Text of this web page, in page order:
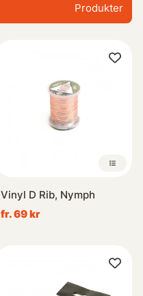
Produkter
Vinyl D Rib, Nymph
fr. 69 kr